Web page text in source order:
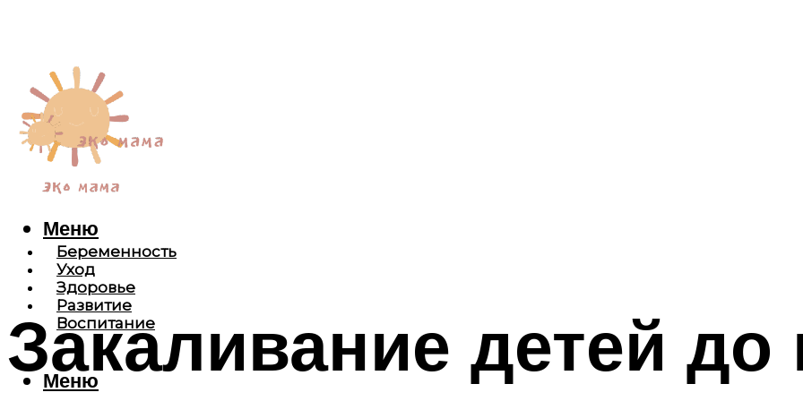
Беременность
Уход
Здоровье
Развитие
Воспитание
Меню
Меню
Закаливание детей до